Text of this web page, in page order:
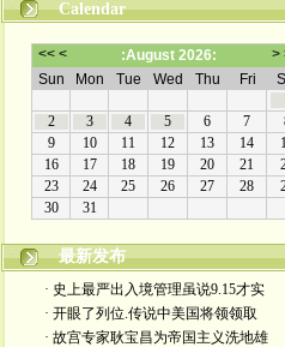
Calendar
最新发布
· 史上最严出入境管理虽说9.15才实
· 开眼了列位.传说中美国将领领取
· 故宫专家耿宝昌为帝国主义洗地雄